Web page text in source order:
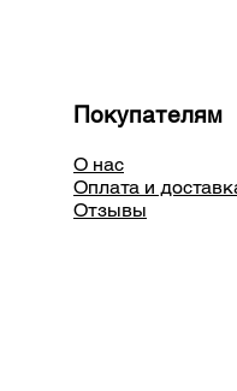
Покупателям
О нас
Оплата и
Отзывы